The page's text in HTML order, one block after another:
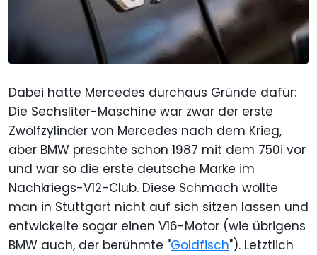
Dabei hatte Mercedes durchaus Gründe dafür:
Die Sechsliter-Maschine war zwar der erste
Zwölfzylinder von Mercedes nach dem Krieg,
aber BMW preschte schon 1987 mit dem 750i vor
und war so die erste deutsche Marke im
Nachkriegs-V12-Club. Diese Schmach wollte
man in Stuttgart nicht auf sich sitzen lassen und
entwickelte sogar einen V16-Motor (wie übrigens
BMW auch, der berühmte "Goldfisch"). Letztlich